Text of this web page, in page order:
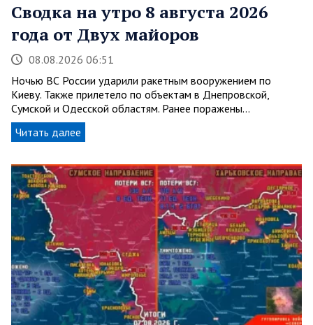
Сводка на утро 8 августа 2026
года от Двух майоров
08.08.2026 06:51
Ночью ВС России ударили ракетным вооружением по
Киеву. Также прилетело по объектам в Днепровской,
Сумской и Одесской областям. Ранее поражены…
Читать далее